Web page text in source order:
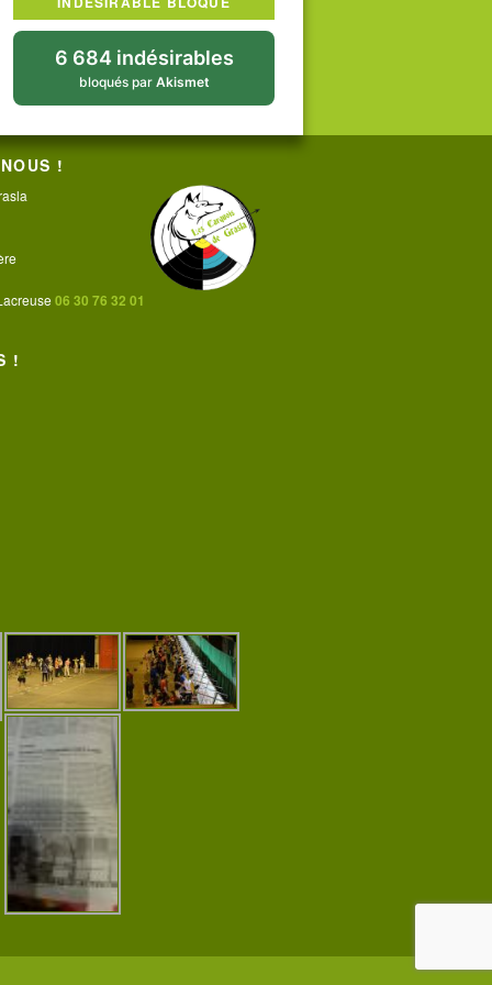
6 684 indésirables
bloqués par Akismet
!
06 30 76 32 01
!